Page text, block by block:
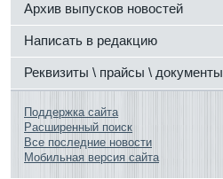
Архив выпусков новостей
Написать в редакцию
Реквизиты \ прайсы \ документы
Поддержка сайта
Расширенный поиск
Все последние новости
Мобильная версия сайта